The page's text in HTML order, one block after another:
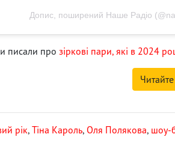
Допис, поширений Наше Радіо
писали про зіркові пари, які в 2024
рік, Тіна Кароль, Оля Полякова, шоу-